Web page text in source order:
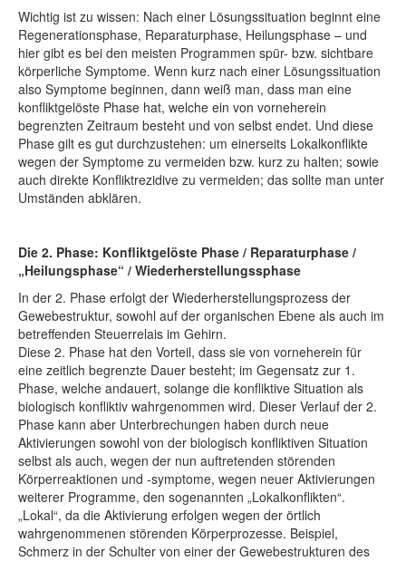
Wichtig ist zu wissen: Nach einer Lösungssituation beginnt eine
Regenerationsphase, Reparaturphase, Heilungsphase – und
hier gibt es bei den meisten Programmen spür- bzw. sichtbare
körperliche Symptome. Wenn kurz nach einer Lösungssituation
also Symptome beginnen, dann weiß man, dass man eine
konfliktgelöste Phase hat, welche ein von vorneherein
begrenzten Zeitraum besteht und von selbst endet. Und diese
Phase gilt es gut durchzustehen: um einerseits Lokalkonflikte
wegen der Symptome zu vermeiden bzw. kurz zu halten; sowie
auch direkte Konfliktrezidive zu vermeiden; das sollte man unter
Umständen abklären.
Die 2. Phase: Konfliktgelöste Phase / Reparaturphase /
„Heilungsphase“ / Wiederherstellungssphase
In der 2. Phase erfolgt der Wiederherstellungsprozess der
Gewebestruktur, sowohl auf der organischen Ebene als auch im
betreffenden Steuerrelais im Gehirn.
Diese 2. Phase hat den Vorteil, dass sie von vorneherein für
eine zeitlich begrenzte Dauer besteht; im Gegensatz zur 1.
Phase, welche andauert, solange die konfliktive Situation als
biologisch konfliktiv wahrgenommen wird. Dieser Verlauf der 2.
Phase kann aber Unterbrechungen haben durch neue
Aktivierungen sowohl von der biologisch konfliktiven Situation
selbst als auch, wegen der nun auftretenden störenden
Körperreaktionen und -symptome, wegen neuer Aktivierungen
weiterer Programme, den sogenannten „Lokalkonflikten“.
„Lokal“, da die Aktivierung erfolgen wegen der örtlich
wahrgenommenen störenden Körperprozesse. Beispiel,
Schmerz in der Schulter von einer der Gewebestrukturen des